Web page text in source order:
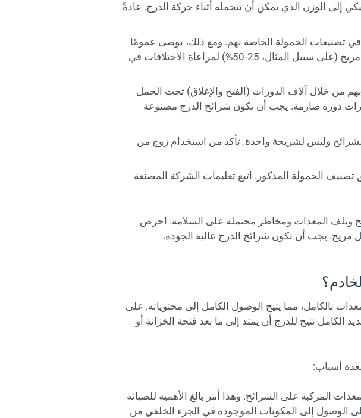
إلى الوزن الذي يمكن أن تتحمله أثناء حركة الدرج. عادةً
تصنيفات الحمولة الخاصة بهم. ومع ذلك، يوصى عمومًا
باختيار الشرائح ذات تصنيف حمولة يتجاوز الوزن الفعلي لمعداتك بهامش مريح (على سبيل المثال، 25-50%) لمراعاة الاختلافات في
من خلال آلاف الدورات (الفتح والإغلاق) تحت الحمل
دورة صارمة. يجب أن تكون شرائح الدرج مصنوعة
وليس لشريحة واحدة. تأكد من استخدام زوج من
الحمولة المذكور. اتبع تعليمات الشركة المصنعة
وتلف المعدات ومخاطر محتملة على السلامة. احرص
مريح. يجب أن تكون شرائح الدرج عالية الجودة.
بالكامل، مما يتيح الوصول الكامل إلى محتوياته. على
تتيح للدرج أن يمتد إلى ما بعد فتحة الخزانة أو
أسباب:
المركبة على الشرائح. وهذا أمر بالغ الأهمية للصيانة
الوصول إلى المكونات الموجودة في الجزء الخلفي من